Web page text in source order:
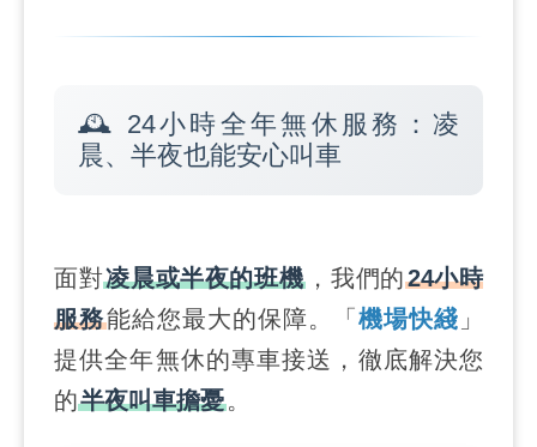
🕰️ 24小時全年無休服務：凌
晨、半夜也能安心叫車
面對凌晨或半夜的班機 ，我們的24小時
服務能給您最大的保障。「 機場快綫 」
提供全年無休的專車接送，徹底解決您
的半夜叫車擔憂。